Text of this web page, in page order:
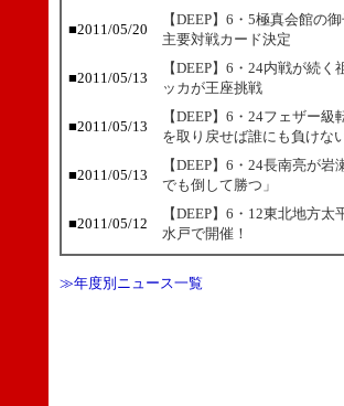
■2011/05/20
【DEEP】6・5極真会館の
主要対戦カード決定
■2011/05/13
【DEEP】6・24内戦が続
ッカが王座挑戦
■2011/05/13
【DEEP】6・24フェザー
を取り戻せば誰にも負けな
■2011/05/13
【DEEP】6・24長南亮が
でも倒して勝つ」
■2011/05/12
【DEEP】6・12東北地方
水戸で開催！
≫年度別ニュース一覧